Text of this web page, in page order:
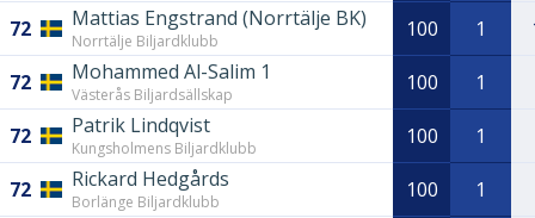
72 Mattias Engstrand (Norrtälje BK)
Norrtälje Biljardklubb 100 1
72 Mohammed Al-Salim 1
Västerås Biljardsällskap 100 1
72 Patrik Lindqvist
Kungsholmens Biljardklubb 100 1
72 Rickard Hedgårds
Borlänge Biljardklubb 100 1